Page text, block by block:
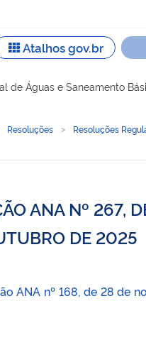
de navegação
de Águas e Saneamento
Resoluções
Resoluções
ANA Nº 267,
DE 2025
ANA nº 168, de 28 de